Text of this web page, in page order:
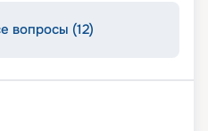
вопросы (12)